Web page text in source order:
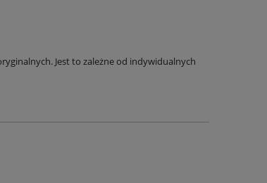
Jest to zależne od indywidualnych